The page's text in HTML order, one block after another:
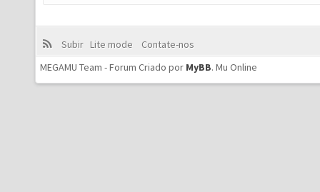
Subir Lite mode
Contate-nos
MEGAMU Team - Forum Criado por MyBB. Mu Online